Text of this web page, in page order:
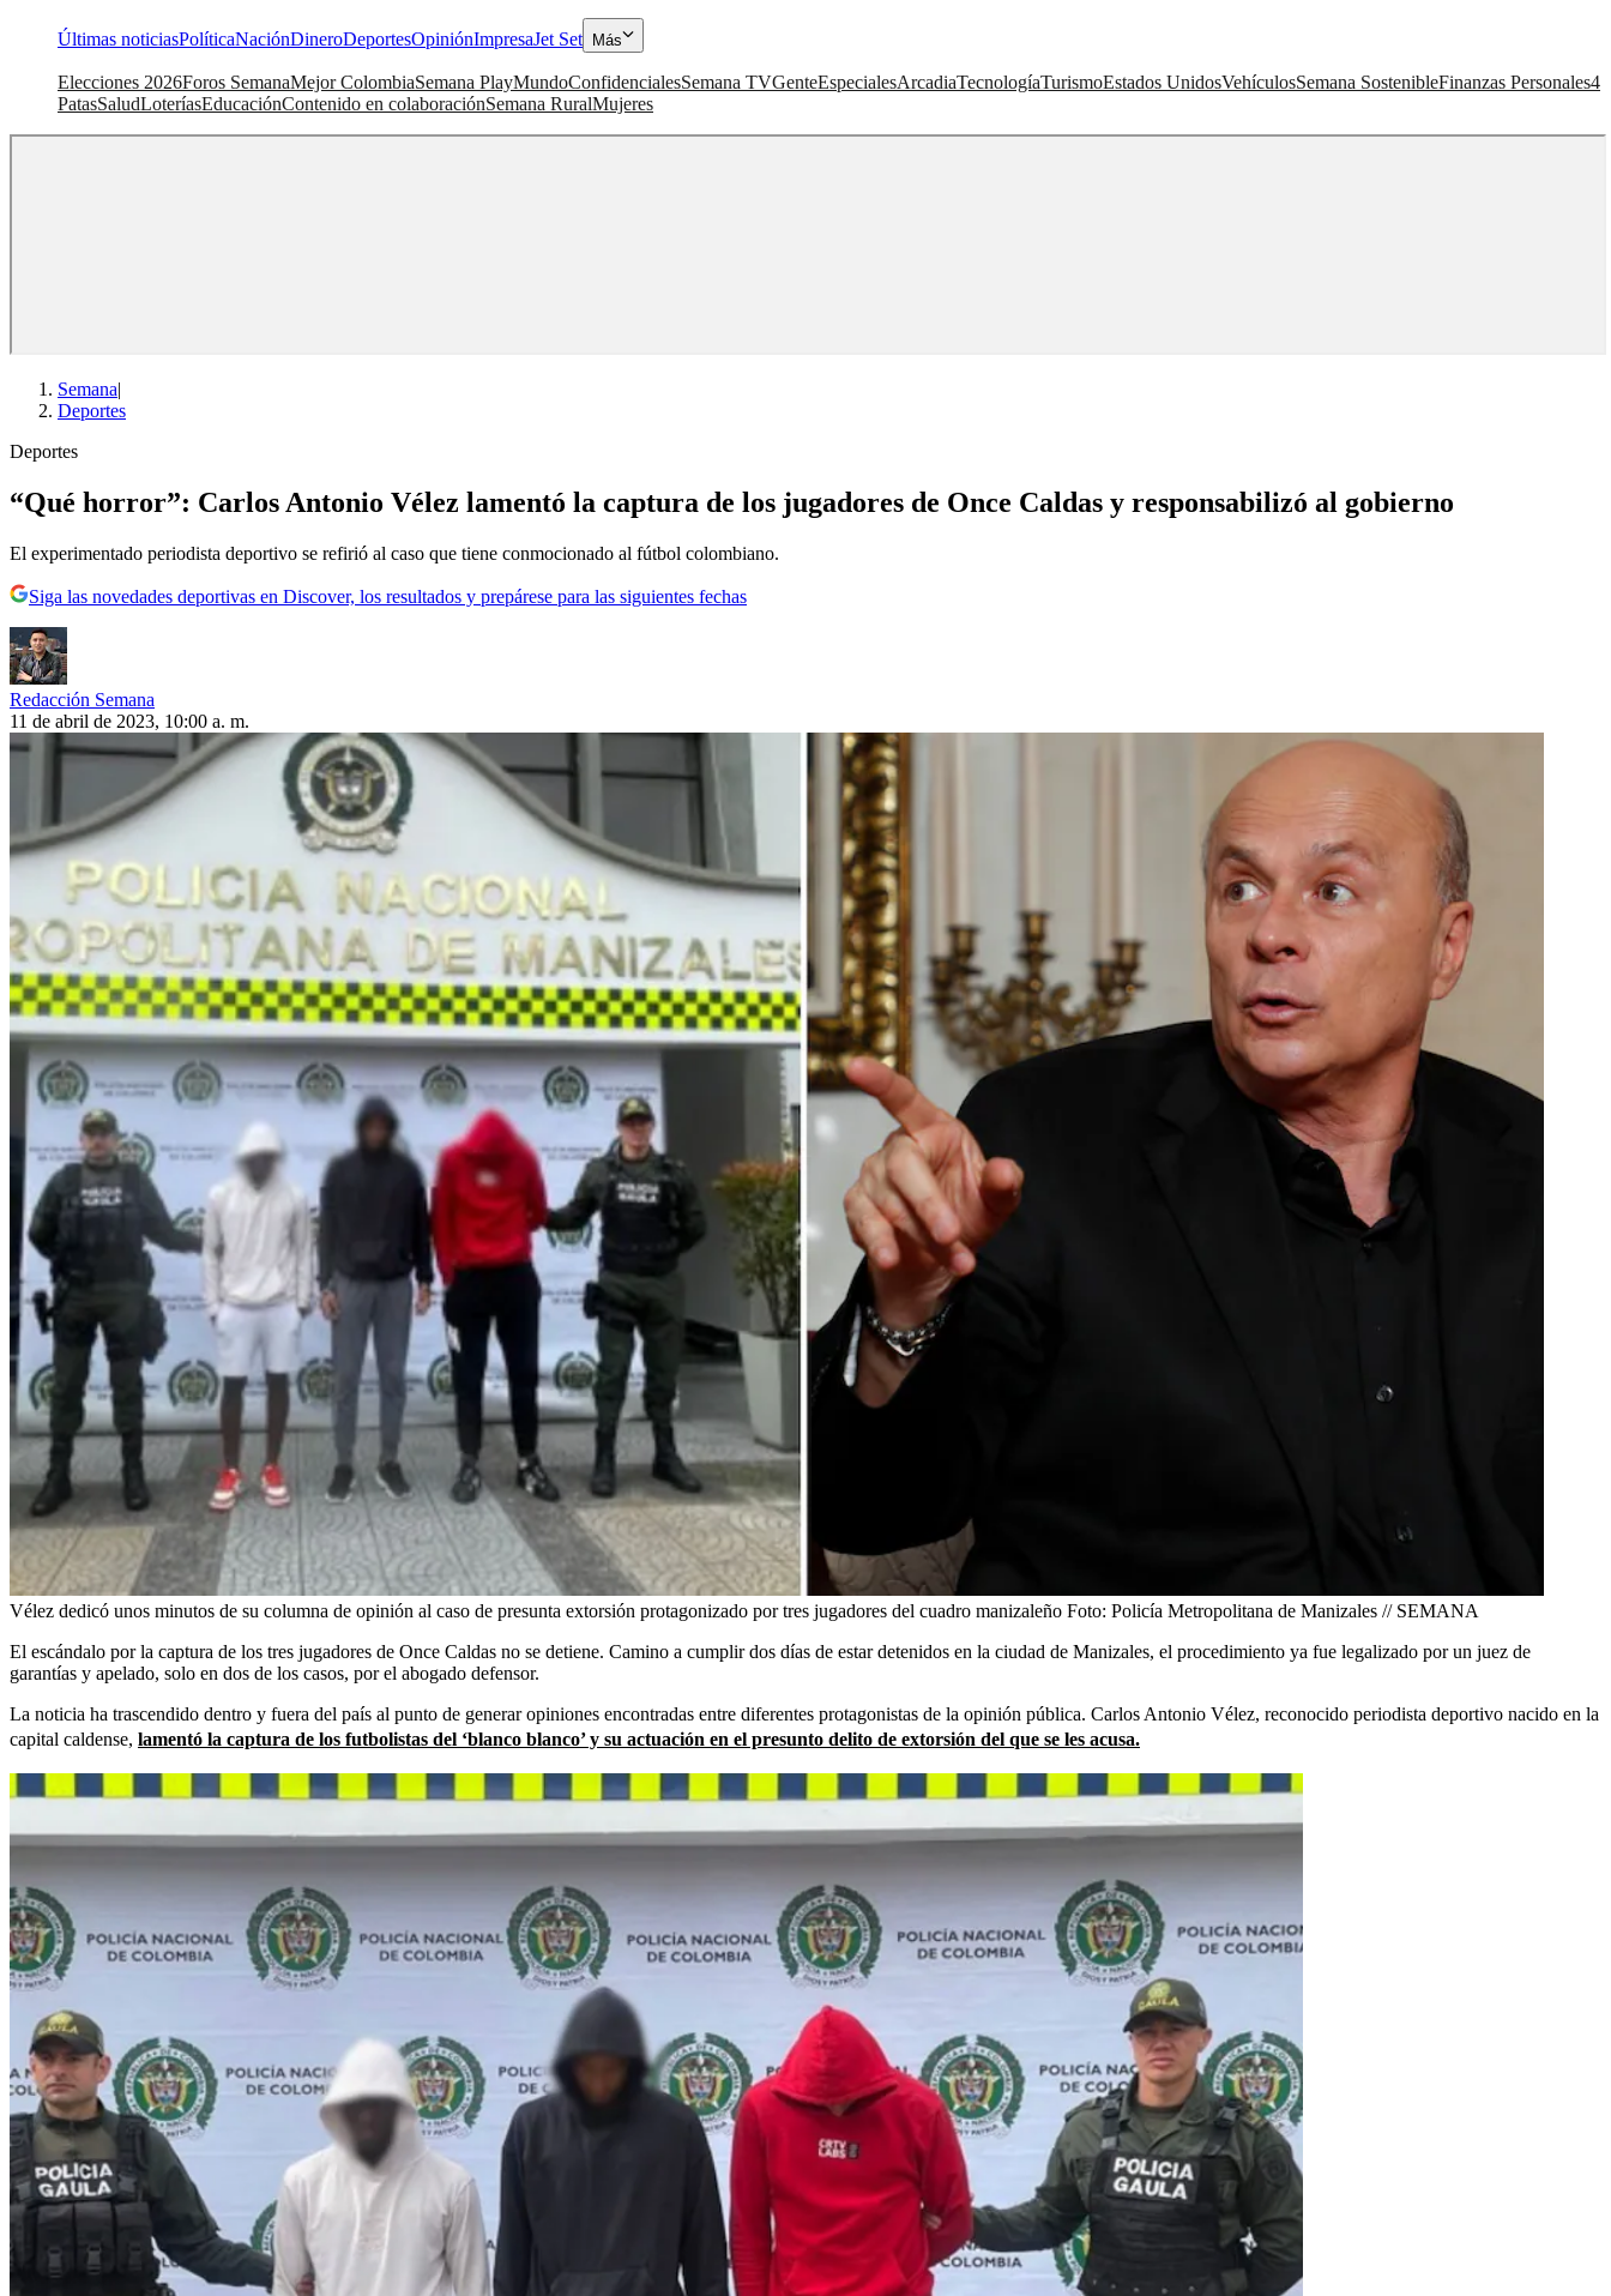
Últimas noticiasPolíticaNaciónDineroDeportesOpiniónImpresaJet Set Más
Elecciones 2026Foros SemanaMejor ColombiaSemana PlayMundoConfidencialesSemana TVGenteEspecialesArcadiaTecnologíaTurismoEstados UnidosVehículosSemana SostenibleFinanzas Personales4
PatasSaludLoteríasEducaciónContenido en colaboraciónSemana RuralMujeres
Semana|
Deportes
Deportes
“Qué horror”: Carlos Antonio Vélez lamentó la captura de los jugadores de Once Caldas y responsabilizó al gobierno
El experimentado periodista deportivo se refirió al caso que tiene conmocionado al fútbol colombiano.
Siga las novedades deportivas en Discover, los resultados y prepárese para las siguientes fechas
Redacción Semana
11 de abril de 2023, 10:00 a. m.
Vélez dedicó unos minutos de su columna de opinión al caso de presunta extorsión protagonizado por tres jugadores del cuadro manizaleño Foto: Policía Metropolitana de Manizales // SEMANA
El escándalo por la captura de los tres jugadores de Once Caldas no se detiene. Camino a cumplir dos días de estar detenidos en la ciudad de Manizales, el procedimiento ya fue legalizado por un juez de
garantías y apelado, solo en dos de los casos, por el abogado defensor.
La noticia ha trascendido dentro y fuera del país al punto de generar opiniones encontradas entre diferentes protagonistas de la opinión pública. Carlos Antonio Vélez, reconocido periodista deportivo nacido en la
capital caldense, lamentó la captura de los futbolistas del ‘blanco blanco’ y su actuación en el presunto delito de extorsión del que se les acusa.